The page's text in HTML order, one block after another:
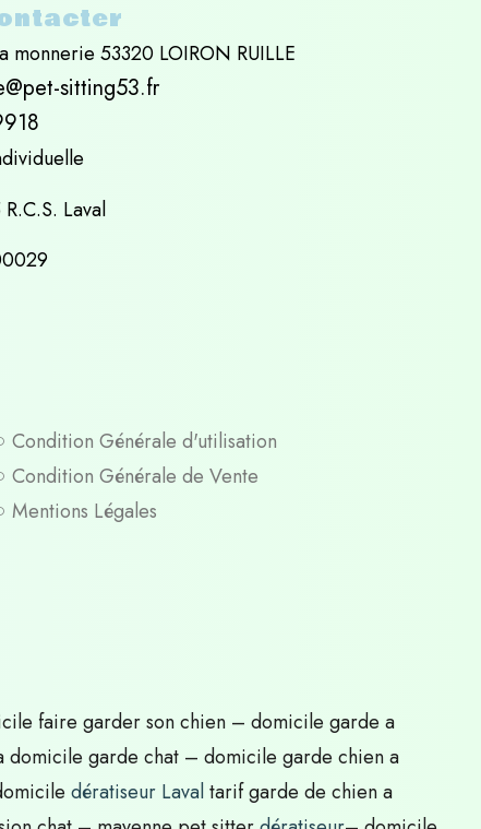
monnerie 53320 LOIRON RUILLE
sitting53.fr
Laval
Condition Générale d'utilisation
Condition Générale de Vente
Mentions Légales
faire garder son chien – domicile garde a
garde chat – domicile garde chien a
dératiseur Lavaltarif garde de chien a